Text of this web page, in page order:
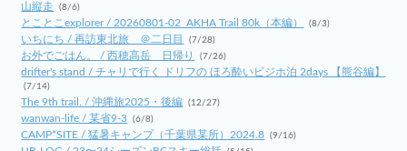
山縦走
(8/6)
とことこexplorer / 20260801-02_AKHA Trail 80k（本編） (8/3)
いちにち / 再訪東北旅 ＠二日目 (7/28)
お外でごはん。 / 西穂高岳 日帰り (7/26)
drifter's stand / チャリで行く ドリフの ほろ酔いビジホ泊 2days 【熊谷編】
(7/14)
The 9th trail. / 沖縄旅2025・後編 (12/27)
wanwan-life / 某省9-3 (6/8)
CAMP*SITE / 猛暑キャンプ（千葉県某所）2024.8 (9/16)